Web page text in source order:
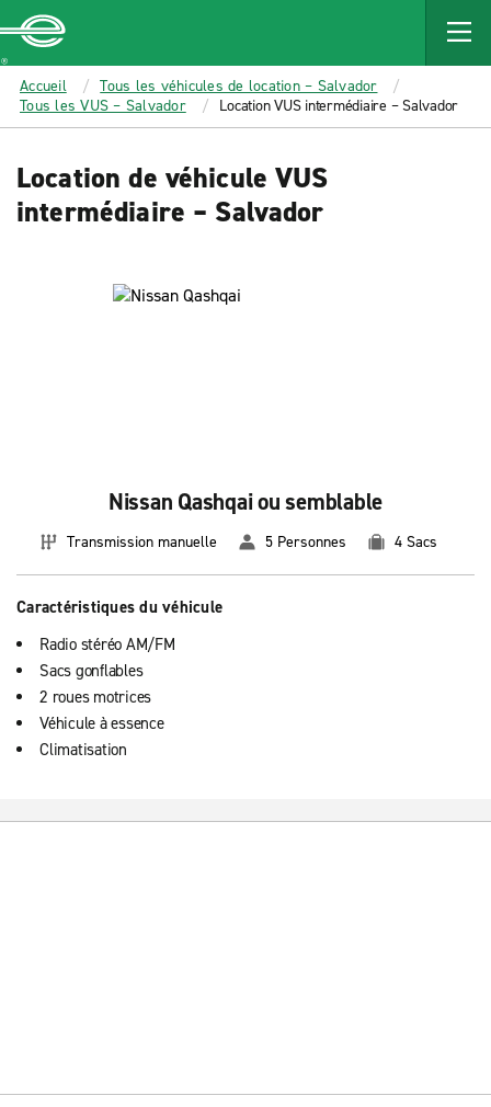
MAIN
CONTENT
Enterprise
Accueil
Tous les véhicules de location – Salvador
Tous les VUS – Salvador
Location VUS intermédiaire – Salvador
Location de véhicule VUS
intermédiaire – Salvador
Nissan Qashqai ou semblable
Transmission manuelle 5 Personnes 4 Sacs
Caractéristiques du véhicule
Radio stéréo AM/FM
Sacs gonflables
2 roues motrices
Véhicule à essence
Climatisation